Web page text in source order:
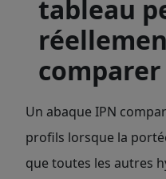
tableau
comparer
Un abaque IPN
profils lorsque la
que toutes les autres